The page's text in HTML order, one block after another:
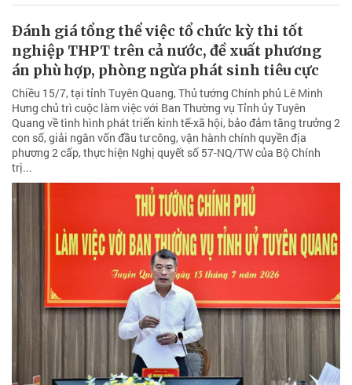
Đánh giá tổng thể việc tổ chức kỳ thi tốt
nghiệp THPT trên cả nước, đề xuất phương
án phù hợp, phòng ngừa phát sinh tiêu cực
Chiều 15/7, tại tỉnh Tuyên Quang, Thủ tướng Chính phủ Lê Minh
Hưng chủ trì cuộc làm việc với Ban Thường vụ Tỉnh ủy Tuyên
Quang về tình hình phát triển kinh tế-xã hội, bảo đảm tăng trưởng 2
con số, giải ngân vốn đầu tư công, vận hành chính quyền địa
phương 2 cấp, thực hiện Nghị quyết số 57-NQ/TW của Bộ Chính
trị...